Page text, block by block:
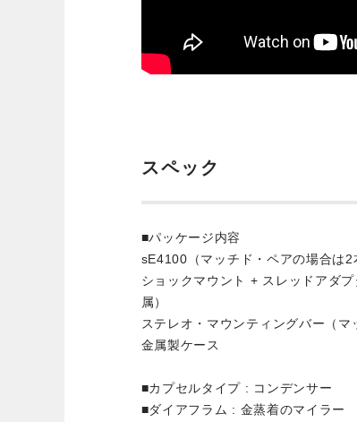
スペック
■パッケージ内容
sE4100（マッチド・ペアの場合は2
ショックマウント + スレッドアダ
属）
ステレオ・マウンティングバー（マ
金属製ケース
■カプセルタイプ : コンデンサー
■ダイアフラム : 金蒸着のマイラー